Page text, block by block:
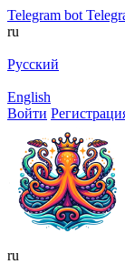
Telegram bot
ru
Русский
English
Войти
ru